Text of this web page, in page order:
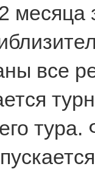
все
тура.